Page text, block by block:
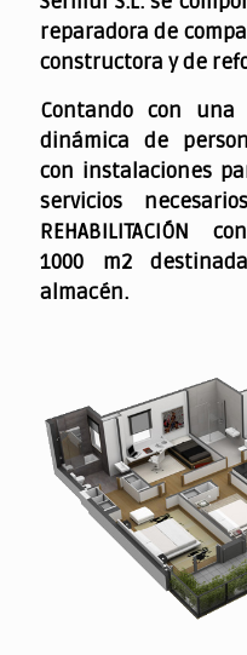
reparadora de
constructora y de
Contando con
dinámica de
con instalaciones
servicios
REHABILITACIÓN
1000 m2
almacén.